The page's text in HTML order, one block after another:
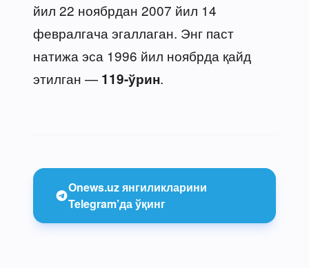
йил 22 ноябрдан 2007 йил 14
февралгача эгаллаган. Энг паст
натижа эса 1996 йил ноябрда қайд
этилган — 119-ўрин.
Onews.uz янгиликларини
Telegram’да ўқинг